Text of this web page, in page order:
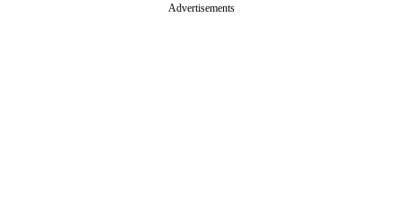
Advertisements